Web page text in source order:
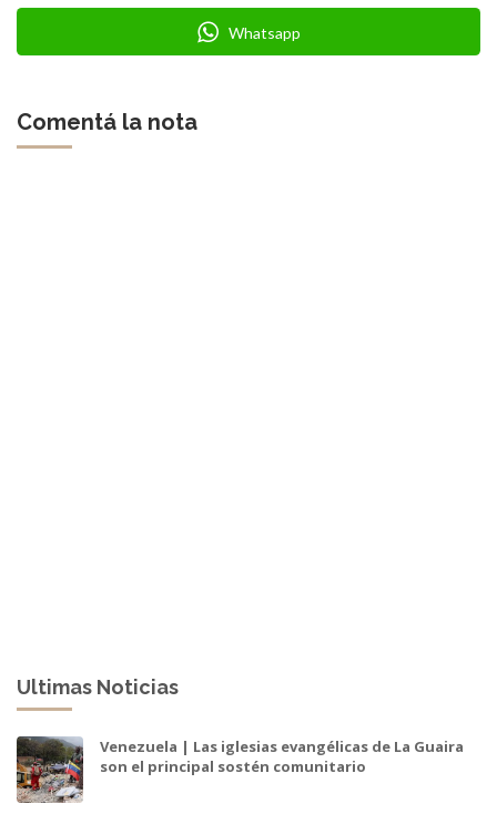
Whatsapp
Comentá la nota
Ultimas Noticias
Venezuela | Las iglesias evangélicas de La Guaira
son el principal sostén comunitario